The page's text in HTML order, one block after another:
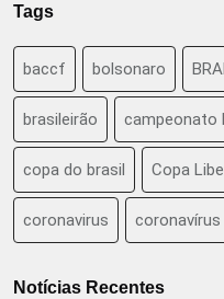
Tags
baccf bolsonaro
brasileirão campeonato
copa do brasil Copa
coronavirus coronavírus
Notícias Recentes